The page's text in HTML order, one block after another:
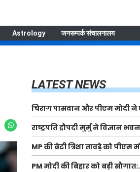
Astrology जनसम्पर्क संचालनालय
LATEST NEWS
चिराग पासवान और पीएम मोदी
पूजा के समापन पर देशवासियों को
शुभकामनाएं, छठी मैया से देश की
की कामना की
राष्ट्रपति द्रौपदी मुर्मु ने विज्ञान
आयोजित आदि कर्मयोगी अभियान
राष्ट्रीय कॉन्क्लेव में मध्यप्रदेश को
सम्मानित किया
MP की बेटी त्रिशा तावड़े को पीएम
किया सम्मानित, राष्ट्रीय स्तर पर
कौशल विकास का परचम
PM मोदी की बिहार को बड़ी सौगात: